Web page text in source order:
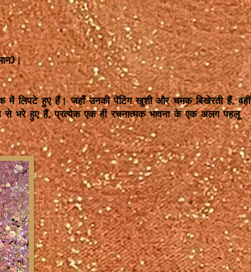
में लिपटे हुए हैं। जहाँ उनकी पेंटिंग खुशी और चमक बिखेरती हैं, वहीं
से भरे हुए हैं, प्रत्येक एक ही रचनात्मक भावना के एक अलग पहलू